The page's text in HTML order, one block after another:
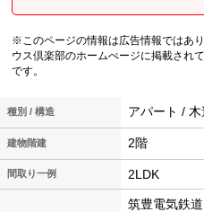
※このページの情報は広告情報ではあ
ウス倶楽部のホームぺージに掲載され
です。
種別 / 構造 アパート / 木
建物階建 2階
間取り一例 2LDK
筑豊電気鉄